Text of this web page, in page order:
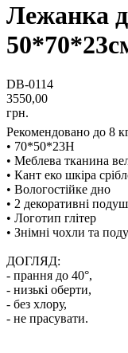
Лежанка
DB-0114
3550,00
грн.
Рекомендовано до 8
• 70*50*23H
• Меблева тканина
• Кант еко шкіра
• Вологостійке дно
• 2 декоративні
• Логотип глітер
• Знімні чохли та
ДОГЛЯД:
- прання до 40°,
- низькі обeрти,
- без хлору,
- не прасувати.